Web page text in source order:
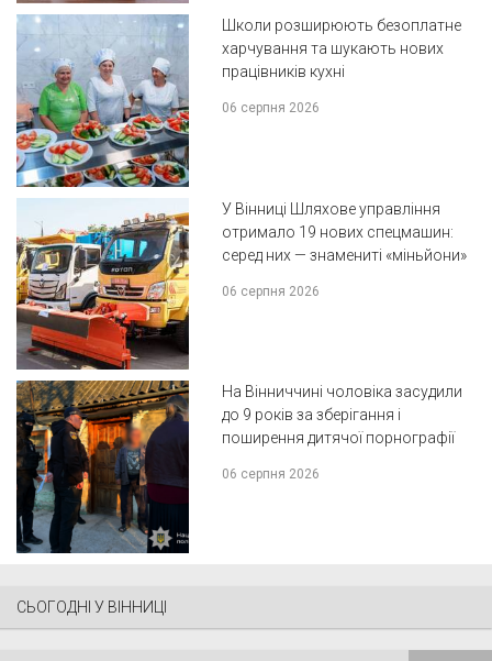
Школи розширюють безоплатне
харчування та шукають нових
працівників кухні
06 серпня 2026
У Вінниці Шляхове управління
отримало 19 нових спецмашин:
серед них — знамениті «міньйони»
06 серпня 2026
На Вінниччині чоловіка засудили
до 9 років за зберігання і
поширення дитячої порнографії
06 серпня 2026
СЬОГОДНІ У ВІННИЦІ